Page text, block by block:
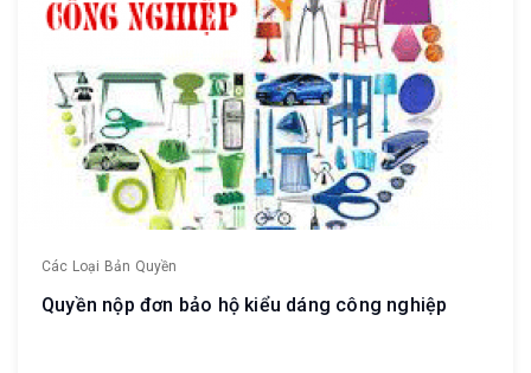
Các Loại Bản Quyền
Quyền nộp đơn bảo hộ kiểu dáng công nghiệp